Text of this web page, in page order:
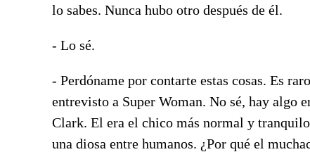
lo sabes. Nunca hubo otro después de él.
- Lo sé.
- Perdóname por contarte estas cosas. Es
entrevisto a Super Woman. No sé, hay algo
Clark. El era el chico más normal y
una diosa entre humanos. ¿Por qué el